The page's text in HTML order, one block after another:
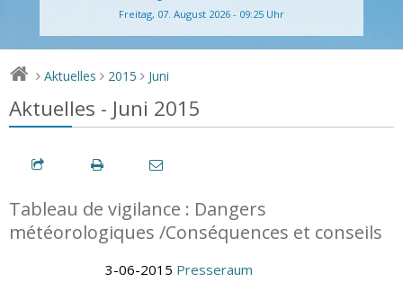
Freitag, 07. August 2026 - 09:25 Uhr
> Aktuelles > 2015 > Juni
Aktuelles - Juni 2015
Tableau de vigilance : Dangers
météorologiques /Conséquences et conseils
3-06-2015 Presseraum